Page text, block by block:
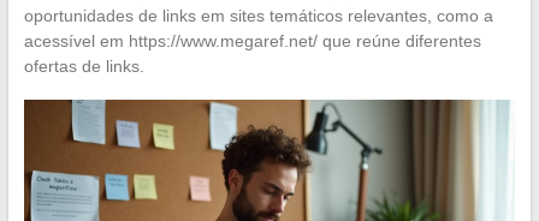
oportunidades de links em sites temáticos relevantes, como a
acessível em https://www.megaref.net/ que reúne diferentes
ofertas de links.